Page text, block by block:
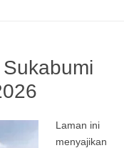
Laman ini
menyajikan